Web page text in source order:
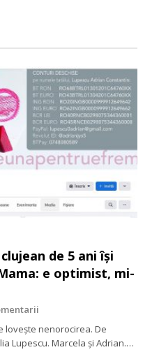
de 5 ani îşi
e optimist, mi-
loveşte nenorocirea. De
Lupescu. Marcela şi Adrian.…